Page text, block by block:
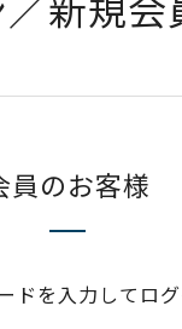
員のお客様
ドを入力してログ